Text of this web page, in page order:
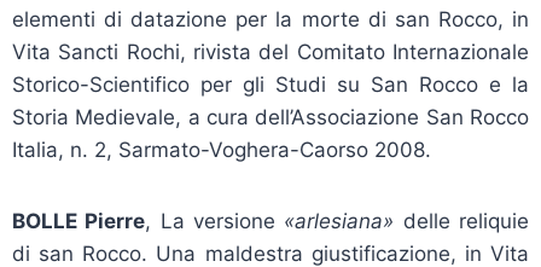
elementi di datazione per la morte di san Rocco, in
Vita Sancti Rochi, rivista del Comitato Internazionale
Storico-Scientifico per gli Studi su San Rocco e la
Storia Medievale, a cura dell’Associazione San Rocco
Italia, n. 2, Sarmato-Voghera-Caorso 2008.
BOLLE Pierre, La versione «arlesiana» delle reliquie
di san Rocco. Una maldestra giustificazione, in Vita